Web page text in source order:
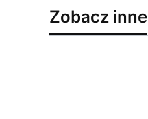
Zobacz inne